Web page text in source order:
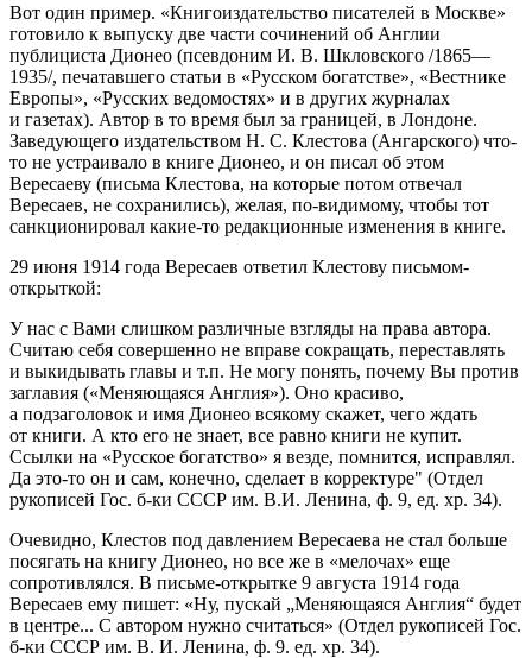
Вот один пример. «Книгоиздательство писателей в Москве»
готовило к выпуску две части сочинений об Англии
публициста Дионео (псевдоним И. В. Шкловского /1865—
1935/, печатавшего статьи в «Русском богатстве», «Вестнике
Европы», «Русских ведомостях» и в других журналах
и газетах). Автор в то время был за границей, в Лондоне.
Заведующего издательством Н. С. Клестова (Ангарского) что-
то не устраивало в книге Дионео, и он писал об этом
Вересаеву (письма Клестова, на которые потом отвечал
Вересаев, не сохранились), желая, по-видимому, чтобы тот
санкционировал какие-то редакционные изменения в книге.
29 июня 1914 года Вересаев ответил Клестову письмом-
открыткой:
У нас с Вами слишком различные взгляды на права автора.
Считаю себя совершенно не вправе сокращать, переставлять
и выкидывать главы и т.п. Не могу понять, почему Вы против
заглавия («Меняющаяся Англия»). Оно красиво,
а подзаголовок и имя Дионео всякому скажет, чего ждать
от книги. А кто его не знает, все равно книги не купит.
Ссылки на «Русское богатство» я везде, помнится, исправлял.
Да это-то он и сам, конечно, сделает в корректуре" (Отдел
рукописей Гос. б-ки СССР им. В.И. Ленина, ф. 9, ед. хр. 34).
Очевидно, Клестов под давлением Вересаева не стал больше
посягать на книгу Дионео, но все же в «мелочах» еще
сопротивлялся. В письме-открытке 9 августа 1914 года
Вересаев ему пишет: «Ну, пускай „Меняющаяся Англия“ будет
в центре... С автором нужно считаться» (Отдел рукописей Гос.
б-ки СССР им. В. И. Ленина, ф. 9. ед. хр. 34).